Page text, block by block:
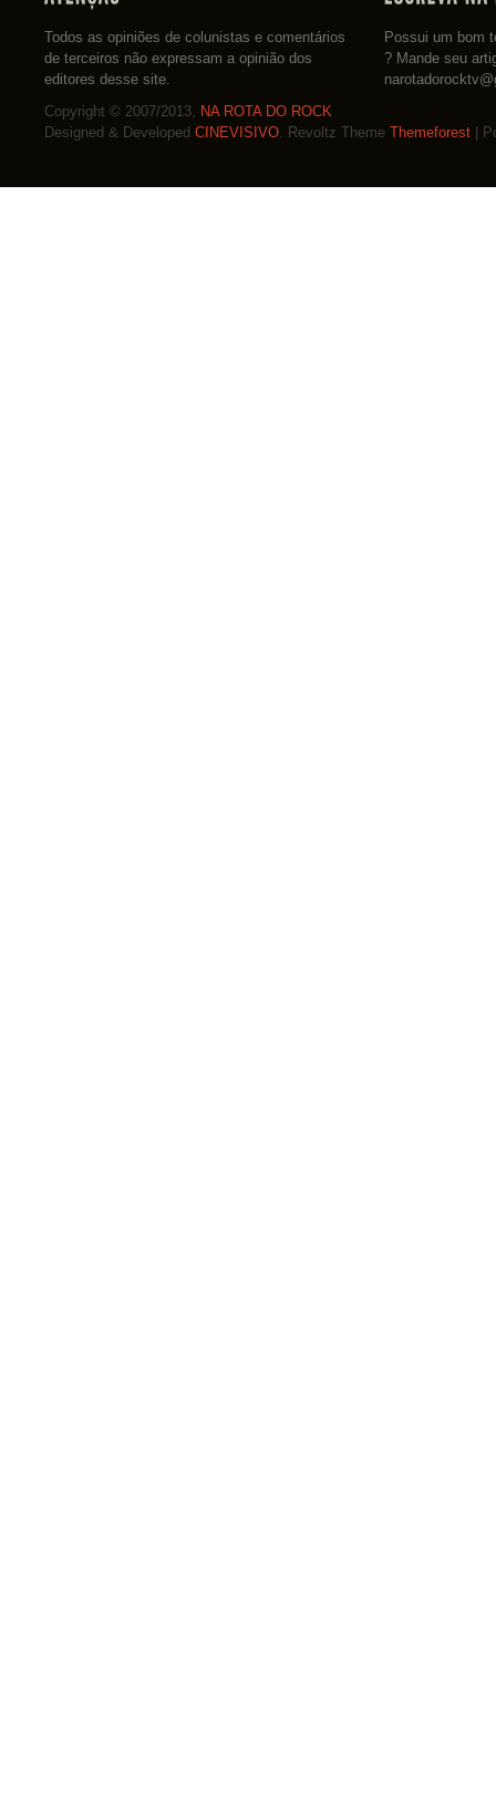
Todos as opiniões de colunistas e comentários
de terceiros não expressam a opinião dos
editores desse site.
Possui um bom
? Mande seu
Copyright © 2007/2013, NA ROTA DO ROCK
Designed & Developed CINEVISIVO. Revoltz Theme Themeforest |